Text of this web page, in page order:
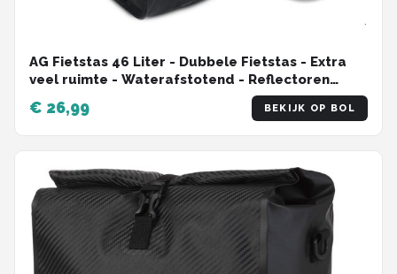
AG Fietstas 46 Liter - Dubbele Fietstas - Extra
veel ruimte - Waterafstotend - Reflectoren
fietstassen - electrische fietsen - Zwart - dubbel
€ 26,99 BEKIJK OP BOL